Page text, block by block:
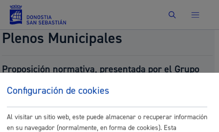
Buscar
Plenos Municipales
Proposición normativa, presentada por el Grupo
Fiscal reguladora de las Tasas por la Prestación
del Servicio para el Suministro de Agua. (Anexo).
(ORER-33)
Configuración de cookies
Al visitar un sitio web, este puede almacenar o recuperar información
en su navegador (normalmente, en forma de cookies). Esta